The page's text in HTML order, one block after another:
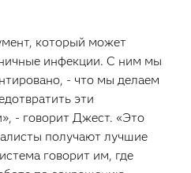
который может
инфекции. С ним мы
- что мы делаем
эти
- говорит Джест. «Это
получают лучшие
говорит им, где